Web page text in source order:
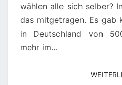
wählen alle sich selber?
das mitgetragen. Es gab
in Deutschland von
mehr im…